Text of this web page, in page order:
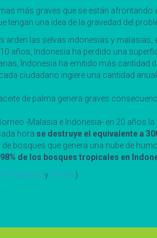
más graves que se están
tengan una idea de la gravedad del
arden las selvas indonesias y malasias,
años, Indonesia ha perdido una
Indonesia ha emitido más cantidad
ciudadano ingiere una cantidad
de palma genera graves
-Malasia e Indonesia- en 20 años
hora se destruye el equivalente a
bosques que genera una nube de
98% de los bosques tropicales en
Viajando y El País)